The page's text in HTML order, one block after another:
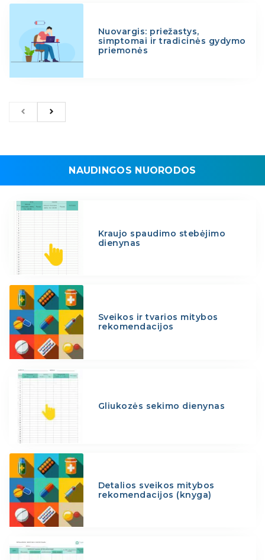
Nuovargis: priežastys,
simptomai ir tradicinės gydymo
priemonės
NAUDINGOS NUORODOS
Kraujo spaudimo stebėjimo
dienynas
Sveikos ir tvarios mitybos
rekomendacijos
Gliukozės sekimo dienynas
Detalios sveikos mitybos
rekomendacijos (knyga)